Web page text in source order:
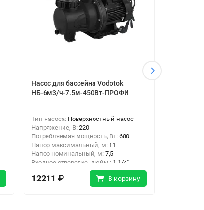
Насос для бассейна Vodotok
НБ-6м3/ч-7.5м-450Вт-ПРОФИ
Тип насоса: Поверхностный насос
Напряжение, В: 220
Потребляемая мощность, Вт: 680
Напор максимальный, м: 11
Напор номинальный, м: 7,5
Входное отверстие, дюйм : 1 1/4"
Выходное отверстие, дюйм:1 1/2"
12211 ₽ В корзину